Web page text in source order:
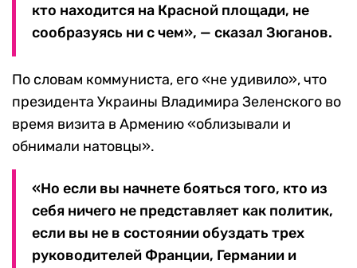
кто находится на Красной площади, не
сообразуясь ни с чем», — сказал Зюганов.
По словам коммуниста, его «не удивило», что
президента Украины Владимира Зеленского во
время визита в Армению «облизывали и
обнимали натовцы».
«Но если вы начнете бояться того, кто из
себя ничего не представляет как политик,
если вы не в состоянии обуздать трех
руководителей Франции, Германии и